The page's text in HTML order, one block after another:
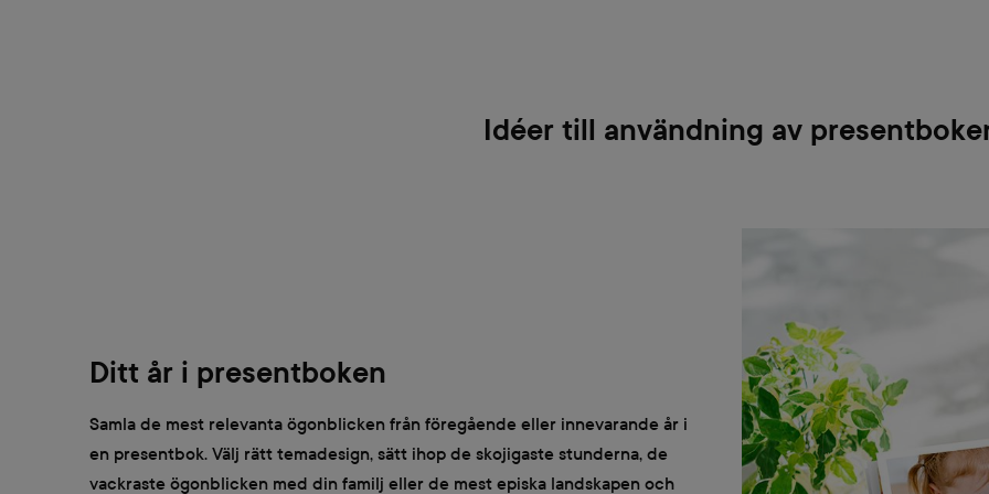
Idéer till användning av
Ditt år i presentboken
Samla de mest relevanta ögonblicken från föregående eller innevarande år i
en presentbok. Välj rätt temadesign, sätt ihop de skojigaste stunderna, de
vackraste ögonblicken med din familj eller de mest episka landskapen och